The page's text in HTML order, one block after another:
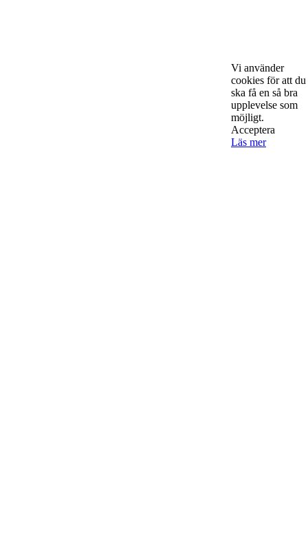
Sveriges hetaste entreprenörer, kända såväl someeeee
okända, och skriver om ämnen som intresserar och
Vi använder
cookies för att du
ska få en så bra
upplevelse som
möjligt.
Acceptera
Läs mer